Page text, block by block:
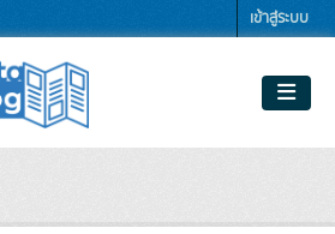
เข้าสู่ระบบ